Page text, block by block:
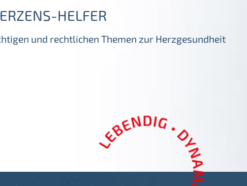
HELFER
und rechtlichen Themen zur Herzgesundheit